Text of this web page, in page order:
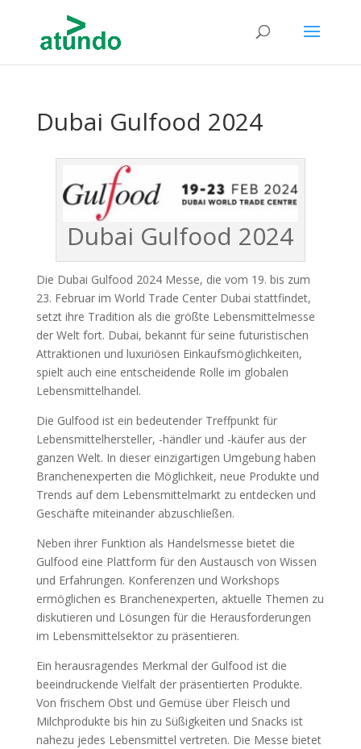
Dubai Gulfood 2024
Dubai Gulfood 2024
Die Dubai Gulfood 2024 Messe, die vom 19. bis zum
23. Februar im World Trade Center Dubai stattfindet,
setzt ihre Tradition als die größte Lebensmittelmesse
der Welt fort. Dubai, bekannt für seine futuristischen
Attraktionen und luxuriösen Einkaufsmöglichkeiten,
spielt auch eine entscheidende Rolle im globalen
Lebensmittelhandel.
Die Gulfood ist ein bedeutender Treffpunkt für
Lebensmittelhersteller, -händler und -käufer aus der
ganzen Welt. In dieser einzigartigen Umgebung haben
Branchenexperten die Möglichkeit, neue Produkte und
Trends auf dem Lebensmittelmarkt zu entdecken und
Geschäfte miteinander abzuschließen.
Neben ihrer Funktion als Handelsmesse bietet die
Gulfood eine Plattform für den Austausch von Wissen
und Erfahrungen. Konferenzen und Workshops
ermöglichen es Branchenexperten, aktuelle Themen zu
diskutieren und Lösungen für die Herausforderungen
im Lebensmittelsektor zu präsentieren.
Ein herausragendes Merkmal der Gulfood ist die
beeindruckende Vielfalt der präsentierten Produkte.
Von frischem Obst und Gemüse über Fleisch und
Milchprodukte bis hin zu Süßigkeiten und Snacks ist
nahezu jedes Lebensmittel vertreten. Die Messe bietet